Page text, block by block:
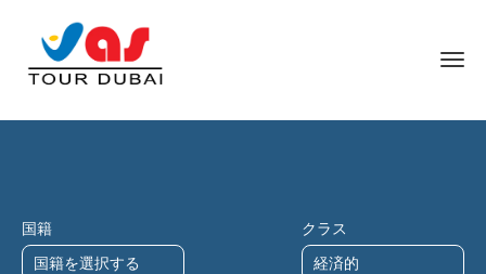
国籍 クラス